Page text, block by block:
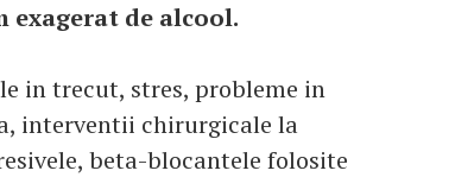
de alcool.
in trecut, stres, probleme in
interventii chirurgicale la
beta-blocantele folosite